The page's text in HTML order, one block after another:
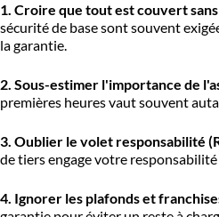
1. Croire que tout est couvert
sécurité de base sont souvent
la garantie.
2. Sous-estimer l'importance de
premières heures vaut souvent
3. Oublier le volet responsabilité
de tiers engage votre
4. Ignorer les plafonds et